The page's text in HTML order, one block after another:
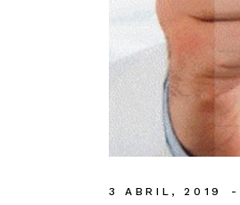
3 ABRIL, 2019